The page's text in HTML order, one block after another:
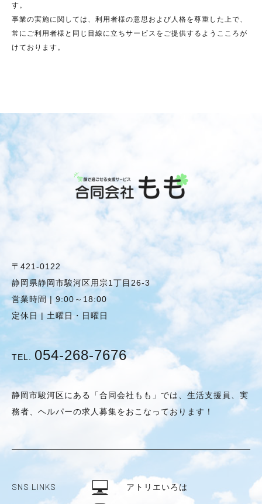
す。
事業の実施に関しては、利用者様の意思および人格を尊重した上で、
常にご利用者様と同じ目線に立ちサービスをご提供するようこころが
けております。
〒421-0122
静岡県静岡市駿河区用宗1丁目26-3
営業時間 | 9:00～18:00
定休日 | 土曜日・日曜日
TEL. 054-268-7676
静岡市駿河区にある「合同会社もも」では、生活支援員、実
務者、ヘルパーの求人募集をおこなっております！
SNS LINKS アトリエいろは